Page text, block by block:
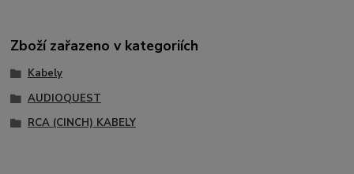
Zboží zařazeno v kategoriích
Kabely
AUDIOQUEST
RCA (CINCH) KABELY